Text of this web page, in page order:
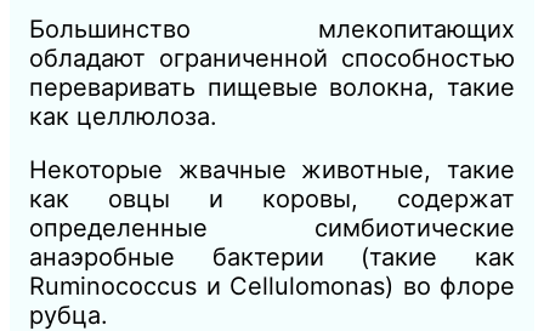
Большинство млекопитающих
обладают ограниченной способностью
переваривать пищевые волокна, такие
как целлюлоза.
Некоторые жвачные животные, такие
как овцы и коровы, содержат
определенные симбиотические
анаэробные бактерии (такие как
Ruminococcus и Cellulomonas) во флоре
рубца.